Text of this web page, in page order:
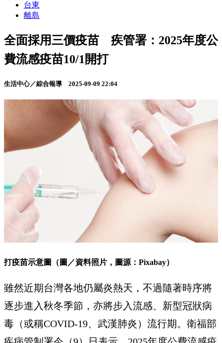
台東
離島
全面採用三價疫苗 疾管署：2025年度公
費流感疫苗10/1開打
生活中心／綜合報導 2025-09-09 22:04
打疫苗示意圖（圖／資料照片，圖源：Pixabay）
雖然近期台灣各地仍屬炎熱天，不過隨著時序將
逐步進入秋冬季節，亦將步入流感、新型冠狀病
毒（或稱COVID-19、武漢肺炎）流行期。衛福部